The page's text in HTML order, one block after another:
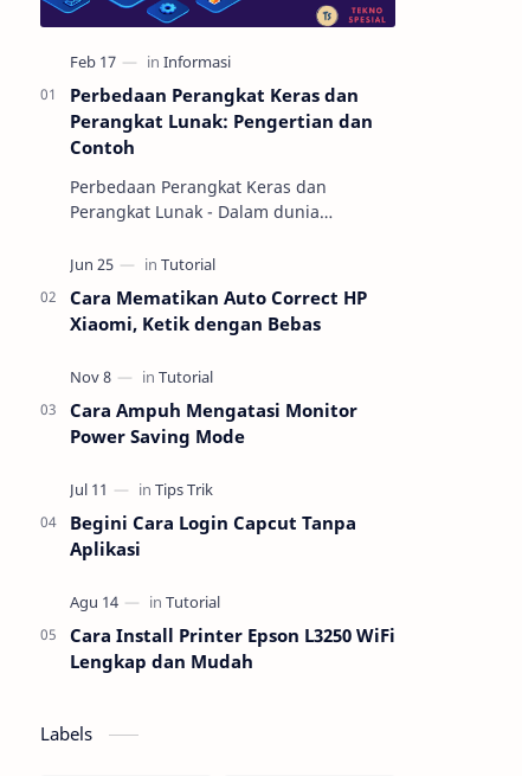
Perbedaan Perangkat Keras dan
Perangkat Lunak: Pengertian dan
Contoh
Perbedaan Perangkat Keras dan
Perangkat Lunak - Dalam dunia
perangkat keras (hardware) dan
perangkat lunak (software) m…
Cara Mematikan Auto Correct HP
Xiaomi, Ketik dengan Bebas
Cara Ampuh Mengatasi Monitor
Power Saving Mode
Begini Cara Login Capcut Tanpa
Aplikasi
Cara Install Printer Epson L3250 WiFi
Lengkap dan Mudah
Labels